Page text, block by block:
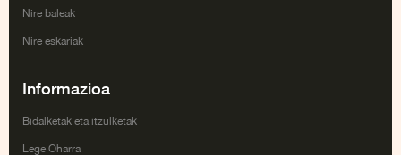
Nire baleak
Nire eskariak
Informazioa
Bidalketak eta itzulketak
Lege Oharra